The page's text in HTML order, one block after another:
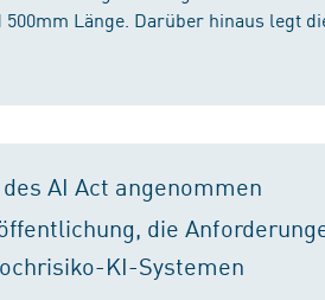
Länge. Darüber hinaus legt
AI Act angenommen
die
KI-Systemen